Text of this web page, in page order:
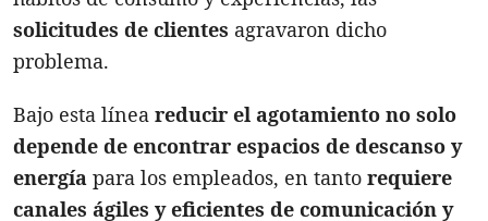
solicitudes de clientes agravaron dicho
problema.
Bajo esta línea reducir el agotamiento no solo
depende de encontrar espacios de descanso y
energía para los empleados, en tanto requiere
canales ágiles y eficientes de comunicación y